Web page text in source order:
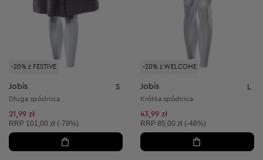
-20% z FESTIVE
Jobis S
Długa spódnica
21,99 zł
Cena sugerowana:
RRP 101,00 zł (-78%)
-20% z WELCOME
Jobis L
Krótka spódnica
43,99 zł
Cena sugerowana:
RRP 85,00 zł (-48%)